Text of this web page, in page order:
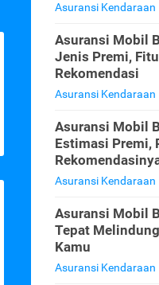
Asuransi Kendaraan
Asuransi Mobil
Jenis Premi,
Rekomendasi
Asuransi Kendaraan
Asuransi Mobil
Estimasi Premi,
Asuransi Kendaraan
Asuransi Mobil
Tepat
Kamu
Asuransi Kendaraan